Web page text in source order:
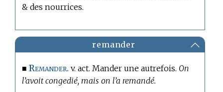
& des nourrices.
remander
■Remander. v. act. Mander une autrefois. On
l’avoit congedié, mais on l’a remandé.